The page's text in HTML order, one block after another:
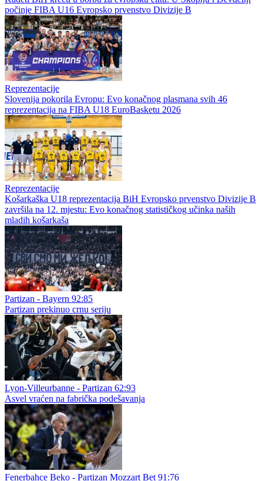
počinje FIBA U16 Evropsko prvenstvo Divizije B
Reprezentacije
Slovenija pokorila Evropu: Evo konačnog plasmana svih 46
reprezentacija na FIBA U18 EuroBasketu 2026
Reprezentacije
Košarkaška U18 reprezentacija BiH Evropsko prvenstvo Divizije B
završila na 12. mjestu: Evo konačnog statističkog učinka naših
mladih košarkaša
Partizan - Bayern 92:85
Partizan prekinuo crnu seriju
Lyon-Villeurbanne - Partizan 62:93
Asvel vraćen na fabrička podešavanja
Fenerbahce Beko - Partizan Mozzart Bet 91:76